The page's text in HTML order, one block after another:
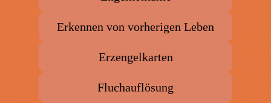
Erkennen von vorherigen Leben
Erzengelkarten
Fluchauflösung